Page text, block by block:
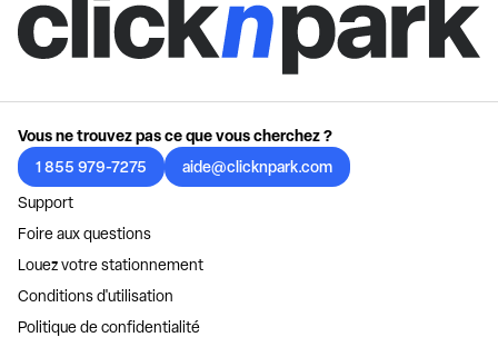
Vous ne trouvez pas ce que vous cherchez ?
1 855 979-7275
aide@clicknpark.com
Support
Foire aux questions
Louez votre stationnement
Conditions d'utilisation
Politique de confidentialité